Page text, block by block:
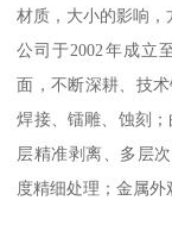
材质，大小的影响，
公司于2002年成立
面，不断深耕、技
焊接、镭雕、蚀刻
层精准剥离、多层
度精细处理；金属